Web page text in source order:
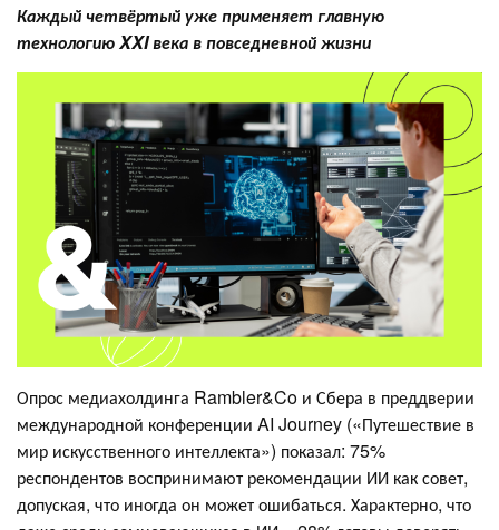
Каждый четвёртый уже применяет главную
технологию XXI века в повседневной жизни
Опрос медиахолдинга Rambler&Co и Сбера в преддверии
международной конференции AI Journey («Путешествие в
мир искусственного интеллекта») показал: 75%
респондентов воспринимают рекомендации ИИ как совет,
допуская, что иногда он может ошибаться. Характерно, что